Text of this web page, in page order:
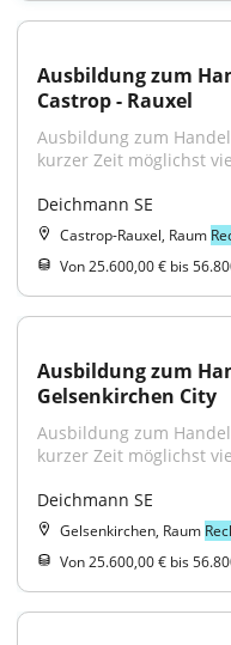
Ausbildung zum
Castrop - Rauxel
Ausbildung zum
kurzer Zeit möglichst
Deichmann SE
Castrop-Rauxel, Raum
Von 25.600,00 € bis
Ausbildung zum
Gelsenkirchen City
Ausbildung zum
kurzer Zeit möglichst
Deichmann SE
Gelsenkirchen, Raum
Von 25.600,00 € bis